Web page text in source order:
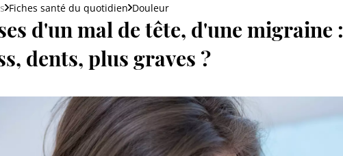
Fiches santé du quotidien Douleur
d'un mal de tête, d'une migraine :
dents, plus graves ?